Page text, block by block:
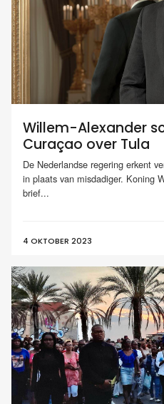
Willem-Alexander
Curaçao over Tula
De Nederlandse regering erkent
in plaats van misdadiger. Koning
brief...
4 OKTOBER 2023